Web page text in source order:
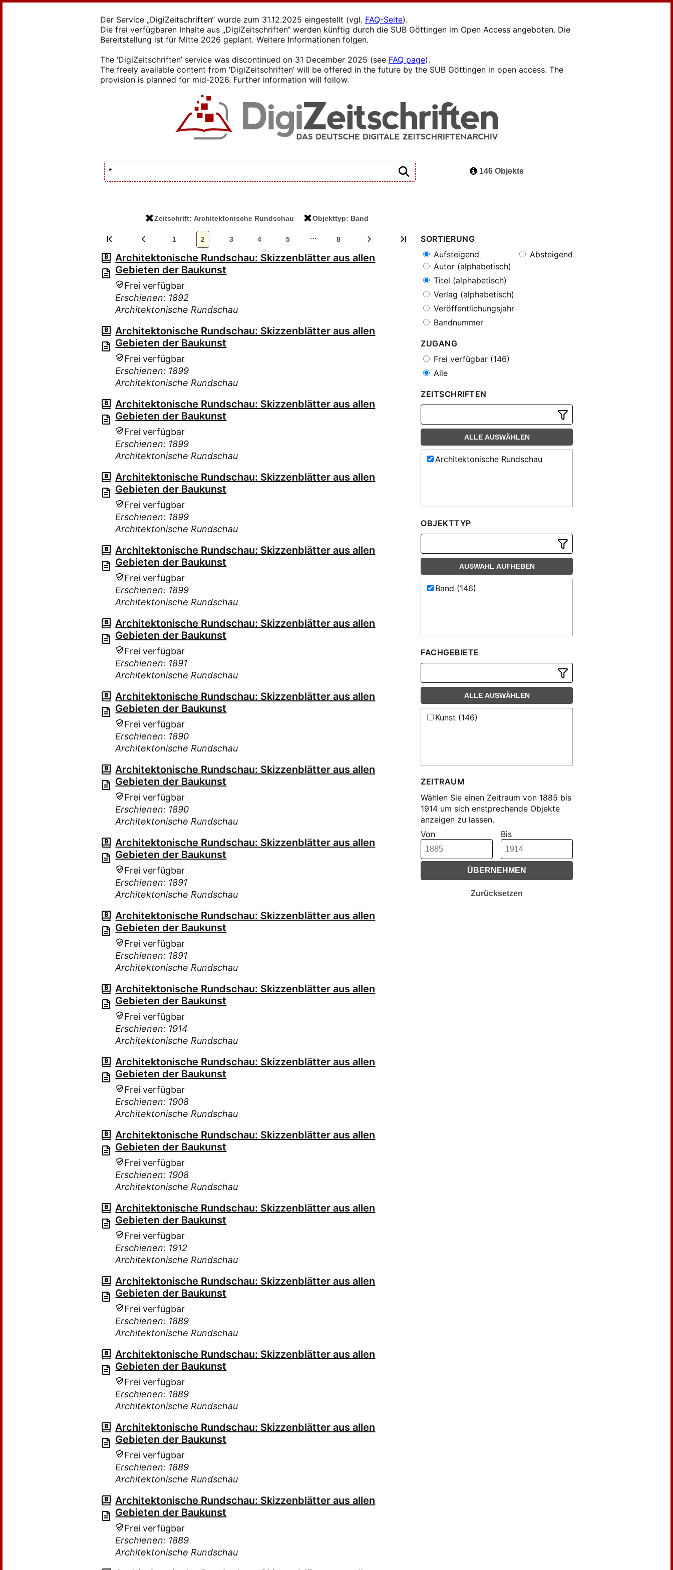
Der Service „DigiZeitschriften“ wurde zum 31.12.2025 eingestellt (vgl. FAQ-Seite).
Die frei verfügbaren Inhalte aus „DigiZeitschriften“ werden künftig durch die SUB Göttingen im Open Access angeboten. Die
Bereitstellung ist für Mitte 2026 geplant. Weitere Informationen folgen.
The ‘DigiZeitschriften’ service was discontinued on 31 December 2025 (see FAQ page).
The freely available content from ‘DigiZeitschriften’ will be offered in the future by the SUB Göttingen in open access. The
provision is planned for mid-2026. Further information will follow.
Zeitschrift: Architektonische Rundschau Objekttyp: Band
146 Objekte
1 2 3 4 5 … 8
Architektonische Rundschau: Skizzenblätter aus allen
Gebieten der Baukunst
Frei verfügbar
Erschienen: 1892
Architektonische Rundschau
Architektonische Rundschau: Skizzenblätter aus allen
Gebieten der Baukunst
Frei verfügbar
Erschienen: 1899
Architektonische Rundschau
Architektonische Rundschau: Skizzenblätter aus allen
Gebieten der Baukunst
Frei verfügbar
Erschienen: 1899
Architektonische Rundschau
Architektonische Rundschau: Skizzenblätter aus allen
Gebieten der Baukunst
Frei verfügbar
Erschienen: 1899
Architektonische Rundschau
Architektonische Rundschau: Skizzenblätter aus allen
Gebieten der Baukunst
Frei verfügbar
Erschienen: 1899
Architektonische Rundschau
Architektonische Rundschau: Skizzenblätter aus allen
Gebieten der Baukunst
Frei verfügbar
Erschienen: 1891
Architektonische Rundschau
Architektonische Rundschau: Skizzenblätter aus allen
Gebieten der Baukunst
Frei verfügbar
Erschienen: 1890
Architektonische Rundschau
Architektonische Rundschau: Skizzenblätter aus allen
Gebieten der Baukunst
Frei verfügbar
Erschienen: 1890
Architektonische Rundschau
Architektonische Rundschau: Skizzenblätter aus allen
Gebieten der Baukunst
Frei verfügbar
Erschienen: 1891
Architektonische Rundschau
Architektonische Rundschau: Skizzenblätter aus allen
Gebieten der Baukunst
Frei verfügbar
Erschienen: 1891
Architektonische Rundschau
Architektonische Rundschau: Skizzenblätter aus allen
Gebieten der Baukunst
Frei verfügbar
Erschienen: 1914
Architektonische Rundschau
Architektonische Rundschau: Skizzenblätter aus allen
Gebieten der Baukunst
Frei verfügbar
Erschienen: 1908
Architektonische Rundschau
Architektonische Rundschau: Skizzenblätter aus allen
Gebieten der Baukunst
Frei verfügbar
Erschienen: 1908
Architektonische Rundschau
Architektonische Rundschau: Skizzenblätter aus allen
Gebieten der Baukunst
Frei verfügbar
Erschienen: 1912
Architektonische Rundschau
Architektonische Rundschau: Skizzenblätter aus allen
Gebieten der Baukunst
Frei verfügbar
Erschienen: 1889
Architektonische Rundschau
Architektonische Rundschau: Skizzenblätter aus allen
Gebieten der Baukunst
Frei verfügbar
Erschienen: 1889
Architektonische Rundschau
Architektonische Rundschau: Skizzenblätter aus allen
Gebieten der Baukunst
Frei verfügbar
Erschienen: 1889
Architektonische Rundschau
Architektonische Rundschau: Skizzenblätter aus allen
Gebieten der Baukunst
Frei verfügbar
Erschienen: 1889
Architektonische Rundschau
SORTIERUNG
Aufsteigend
Absteigend
Autor (alphabetisch)
Titel (alphabetisch)
Verlag (alphabetisch)
Veröffentlichungsjahr
Bandnummer
ZUGANG
Frei verfügbar (146)
Alle
ZEITSCHRIFTEN
ALLE AUSWÄHLEN
Architektonische Rundschau
OBJEKTTYP
AUSWAHL AUFHEBEN
Band (146)
FACHGEBIETE
ALLE AUSWÄHLEN
Kunst (146)
ZEITRAUM
Wählen Sie einen Zeitraum von 1885 bis
1914 um sich enstprechende Objekte
anzeigen zu lassen.
Von
Bis
ÜBERNEHMEN
Zurücksetzen